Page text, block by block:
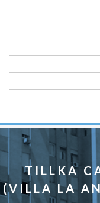
TILLKA
(VILLA LA